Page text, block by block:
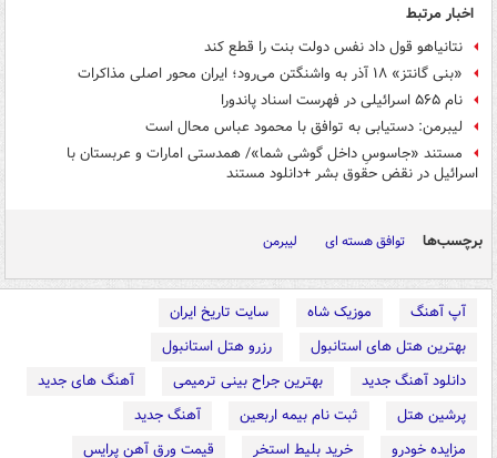
اخبار مرتبط
نتانیاهو قول داد نفس دولت بنت را قطع کند
«بنی گانتز» ۱۸ آذر به واشنگتن می‌رود؛ ایران محور اصلی مذاکرات
نام ۵۶۵ اسرائیلی در فهرست اسناد پاندورا
لیبرمن: دستیابی به توافق با محمود عباس محال است
مستند «جاسوسِ داخل گوشی شما»/ همدستی امارات و عربستان با
اسرائیل در نقض حقوق بشر +دانلود مستند
برچسب‌ها توافق هسته ای لیبرمن
آپ آهنگ موزیک شاه
سایت تاریخ ایران
بهترین هتل های استانبول
رزرو هتل استانبول
دانلود آهنگ جدید
بهترین جراح بینی ترمیمی
آهنگ های جدید
پرشین هتل
ثبت نام بیمه اربعین
آهنگ جدید
مزایده خودرو
خرید بلیط استخر
قیمت ورق آهن پرایس